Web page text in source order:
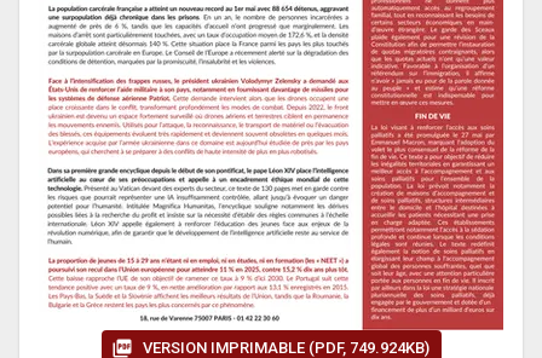
VERSION IMPRIMABLE (PDF, 749.924KB)